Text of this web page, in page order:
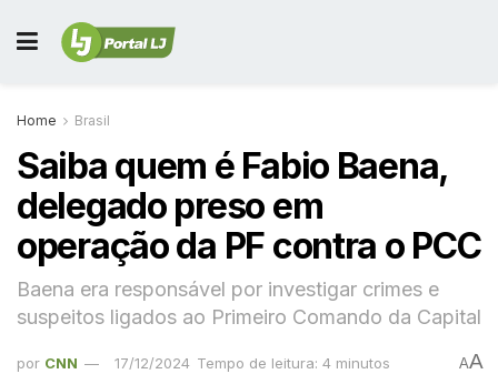
Home Brasil
Saiba quem é Fabio Baena,
delegado preso em
operação da PF contra o PCC
Baena era responsável por investigar crimes e
suspeitos ligados ao Primeiro Comando da Capital
por CNN 17/12/2024 Tempo de leitura: 4 minutos AA